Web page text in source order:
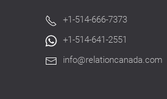
+1-514-666-7373
+1-514-641-2551
info@relationcanada.com